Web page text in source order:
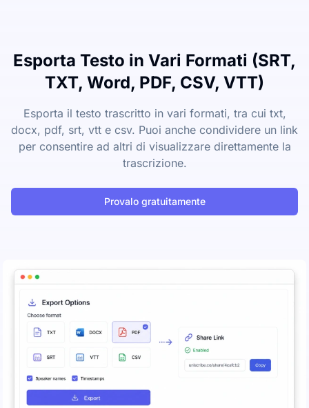
Esporta Testo in Vari Formati (SRT,
TXT, Word, PDF, CSV, VTT)
Esporta il testo trascritto in vari formati, tra cui txt,
docx, pdf, srt, vtt e csv. Puoi anche condividere un link
per consentire ad altri di visualizzare direttamente la
trascrizione.
Provalo gratuitamente